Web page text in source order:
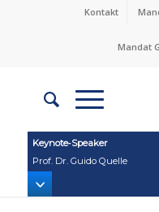
Kontakt
Mandat
Keynote‑Speaker
Prof. Dr. Guido Quelle